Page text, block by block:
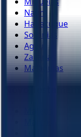
Naum
Habacuque
Sofonias
Ageu
Zacarias
Malaquias